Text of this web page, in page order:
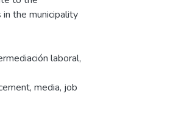
the municipality
laboral,
media, job